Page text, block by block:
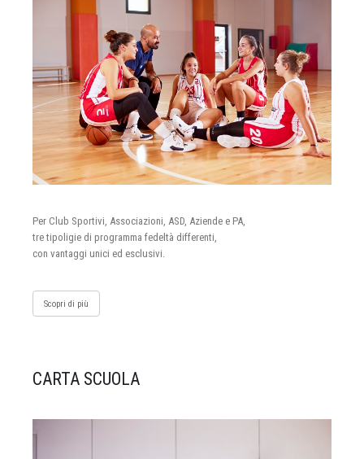
Per Club Sportivi, Associazioni, ASD, Aziende e PA,
tre tipoligie di programma fedeltà differenti,
con vantaggi unici ed esclusivi.
Scopri di più
CARTA SCUOLA